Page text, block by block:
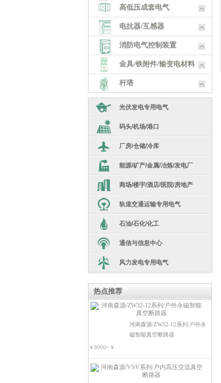
高低压成套电气
电抗器/互感器
消防电气控制装置
金具/铁附件/输变电材料
杆塔
五金工具
电源系统
库存现货
电工超市
配件
光伏/充电桩
光伏发电专用电气
汇流箱
逆变器
光伏箱变
码头/机场/港口
高低压开关柜
隔离变压器
非晶合金
电源电器类
厂房/仓储/冷库
干式变压器
油浸式变压器
高低压开关柜
断路器类
无功补偿类
电源电器类
开关电器类
能源/矿产/金属/冶炼/发电厂
电炉变
车载移动式变电站
矿用隔爆变
断路器类
电机驱动类
可编程控制器
商场/楼宇/酒店/医院/房地产
干式变压器
高低压开关柜
箱变
开关电器类
防雷灭火器类
轨道交通运输专用电气
整流变压器
船用变
石油/石化/化工
干式变压器
油浸式变压器
开关电器类
电源电器类
通信与信息中心
SG10干变
非晶合金
S13油变
高低压开关柜
可编程控制器
风力发电专用电气
风力发电站
高低压开关柜
接触器类
热点推荐
河南森源/ZW32-12系列/户外永
磁智能真空断路器
￥8000~￥